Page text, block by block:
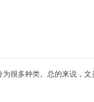
很多种类。总的来说，文